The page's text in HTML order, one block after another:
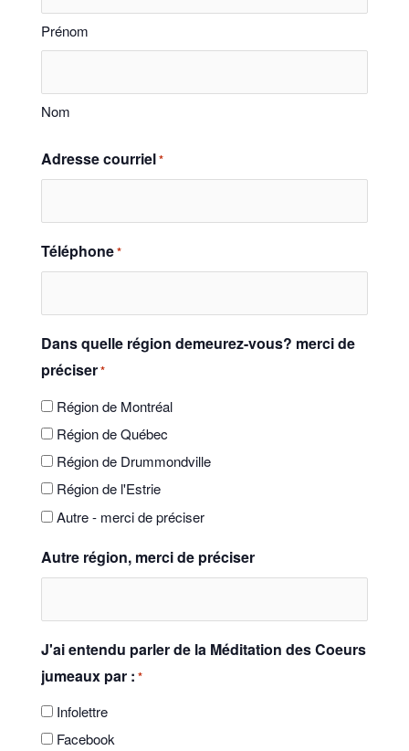
Prénom
Nom
Adresse courriel*
Téléphone*
Dans quelle région demeurez-vous? merci de
préciser*
Région de Montréal
Région de Québec
Région de Drummondville
Région de l'Estrie
Autre - merci de préciser
Autre région, merci de préciser
J'ai entendu parler de la Méditation des Coeurs
jumeaux par : *
Infolettre
Facebook